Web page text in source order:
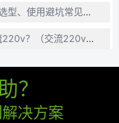
、使用避坑常见误区
220v转直流220v电源模块）
？
决方案